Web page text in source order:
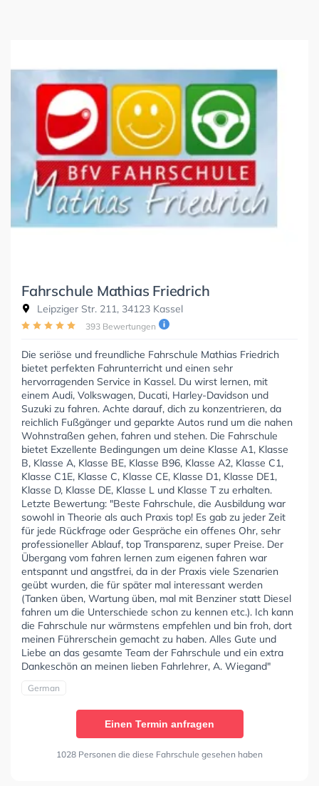
Fahrschule Mathias Friedrich
Leipziger Str. 211, 34123 Kassel
393 Bewertungen
Die seriöse und freundliche Fahrschule Mathias Friedrich
bietet perfekten Fahrunterricht und einen sehr
hervorragenden Service in Kassel. Du wirst lernen, mit
einem Audi, Volkswagen, Ducati, Harley-Davidson und
Suzuki zu fahren. Achte darauf, dich zu konzentrieren, da
reichlich Fußgänger und geparkte Autos rund um die nahen
Wohnstraßen gehen, fahren und stehen. Die Fahrschule
bietet Exzellente Bedingungen um deine Klasse A1, Klasse
B, Klasse A, Klasse BE, Klasse B96, Klasse A2, Klasse C1,
Klasse C1E, Klasse C, Klasse CE, Klasse D1, Klasse DE1,
Klasse D, Klasse DE, Klasse L und Klasse T zu erhalten.
Letzte Bewertung: "Beste Fahrschule, die Ausbildung war
sowohl in Theorie als auch Praxis top! Es gab zu jeder Zeit
für jede Rückfrage oder Gespräche ein offenes Ohr, sehr
professioneller Ablauf, top Transparenz, super Preise. Der
Übergang vom fahren lernen zum eigenen fahren war
entspannt und angstfrei, da in der Praxis viele Szenarien
geübt wurden, die für später mal interessant werden
(Tanken üben, Wartung üben, mal mit Benziner statt Diesel
fahren um die Unterschiede schon zu kennen etc.). Ich kann
die Fahrschule nur wärmstens empfehlen und bin froh, dort
meinen Führerschein gemacht zu haben. Alles Gute und
Liebe an das gesamte Team der Fahrschule und ein extra
Dankeschön an meinen lieben Fahrlehrer, A. Wiegand"
German
Einen Termin anfragen
1028 Personen die diese Fahrschule gesehen haben